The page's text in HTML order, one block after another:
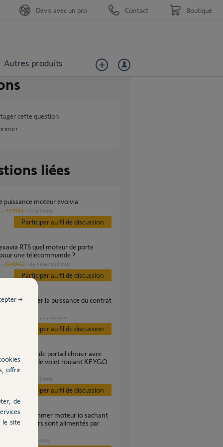
Autres produits
Devis avec un pro Contact Boutique
cette question
liées
puissance moteur evolvia
PORTAIL il y a 5 mois
Participer au fil de discussion
une télécommande ?
GARAGE il y a environ 2 mois
Participer au fil de discussion
DOMOTIQUE il y a 4 mois
Participer au fil de discussion
de volet roulant KEYGO
il y a 2 mois
Participer au fil de discussion
mes moteurs sont alimentés par
il y a 4 mois
offrir
de
le site
→